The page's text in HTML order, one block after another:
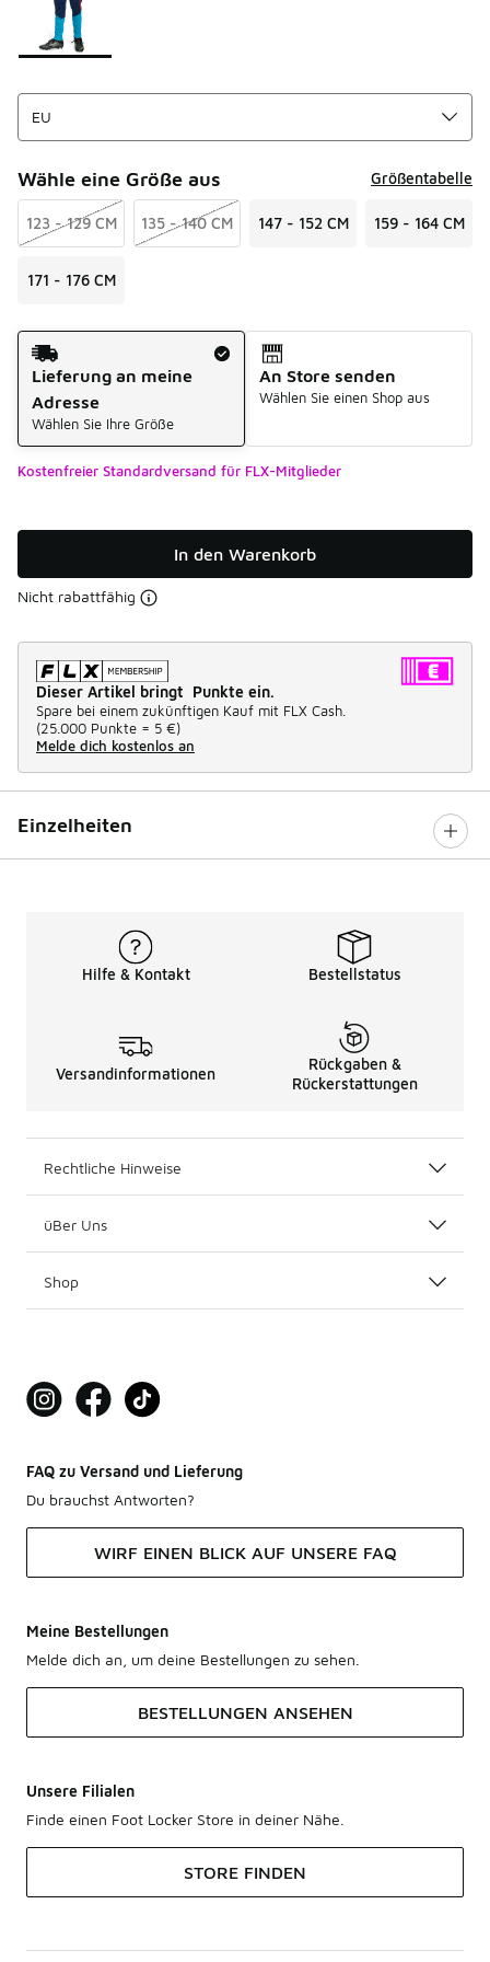
Wähle eine Größe aus Größentabelle
123 - 129 CM 135 - 140 CM 147 - 152 CM 159 - 164 CM
171 - 176 CM
Versandart
Lieferung an meine
Adresse
Wählen Sie Ihre Größe
An Store senden
Wählen Sie einen Shop aus
Kostenfreier Standardversand für FLX-Mitglieder
In den Warenkorb
Nicht rabattfähig
Dieser Artikel bringt Punkte ein.
Spare bei einem zukünftigen Kauf mit FLX Cash.
(25.000 Punkte = 5 €)
Melde dich kostenlos an
Einzelheiten
Hilfe & Kontakt Bestellstatus
Versandinformationen
Rückgaben &
Rückerstattungen
Rechtliche Hinweise
üBer Uns
Shop
FAQ zu Versand und Lieferung
Du brauchst Antworten?
WIRF EINEN BLICK AUF UNSERE FAQ
Meine Bestellungen
Melde dich an, um deine Bestellungen zu sehen.
BESTELLUNGEN ANSEHEN
Unsere Filialen
Finde einen Foot Locker Store in deiner Nähe.
STORE FINDEN